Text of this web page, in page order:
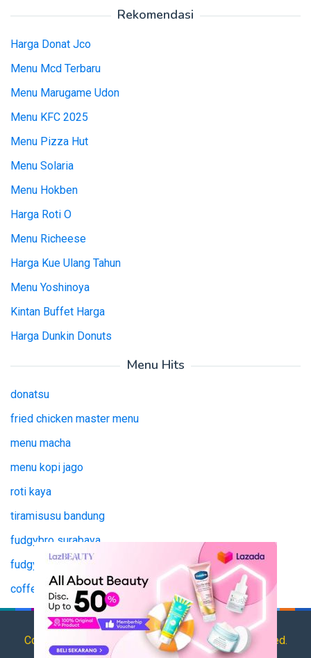
Rekomendasi
Harga Donat Jco
Menu Mcd Terbaru
Menu Marugame Udon
Menu KFC 2025
Menu Pizza Hut
Menu Solaria
Menu Hokben
Harga Roti O
Menu Richeese
Harga Kue Ulang Tahun
Menu Yoshinoya
Kintan Buffet Harga
Harga Dunkin Donuts
Menu Hits
donatsu
fried chicken master menu
menu macha
menu kopi jago
roti kaya
tiramisusu bandung
fudgybro surabaya
fudgy bro surabaya
coffee jago
tianlala menu
Copyright © 2025 HargaMenu.net All Rights Reserved.